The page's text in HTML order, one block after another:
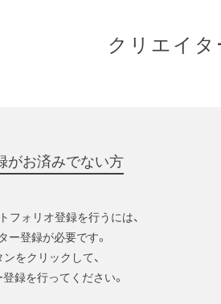
クリエイタ
がお済みでない方
フォリオ登録を行うには、
ー登録が必要です。
をクリックして、
録を行ってください。